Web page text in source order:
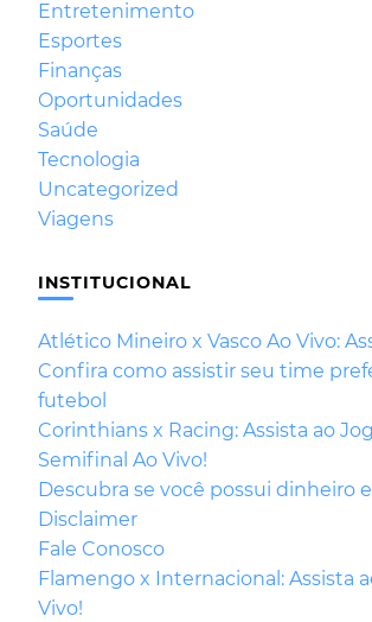
Entretenimento
Esportes
Finanças
Oportunidades
Saúde
Tecnologia
Uncategorized
Viagens
INSTITUCIONAL
Atlético Mineiro x Vasco Ao Vivo:
Confira como assistir seu time
futebol
Corinthians x Racing: Assista ao
Semifinal Ao Vivo!
Descubra se você possui dinheiro
Disclaimer
Fale Conosco
Flamengo x Internacional: Assista
Vivo!